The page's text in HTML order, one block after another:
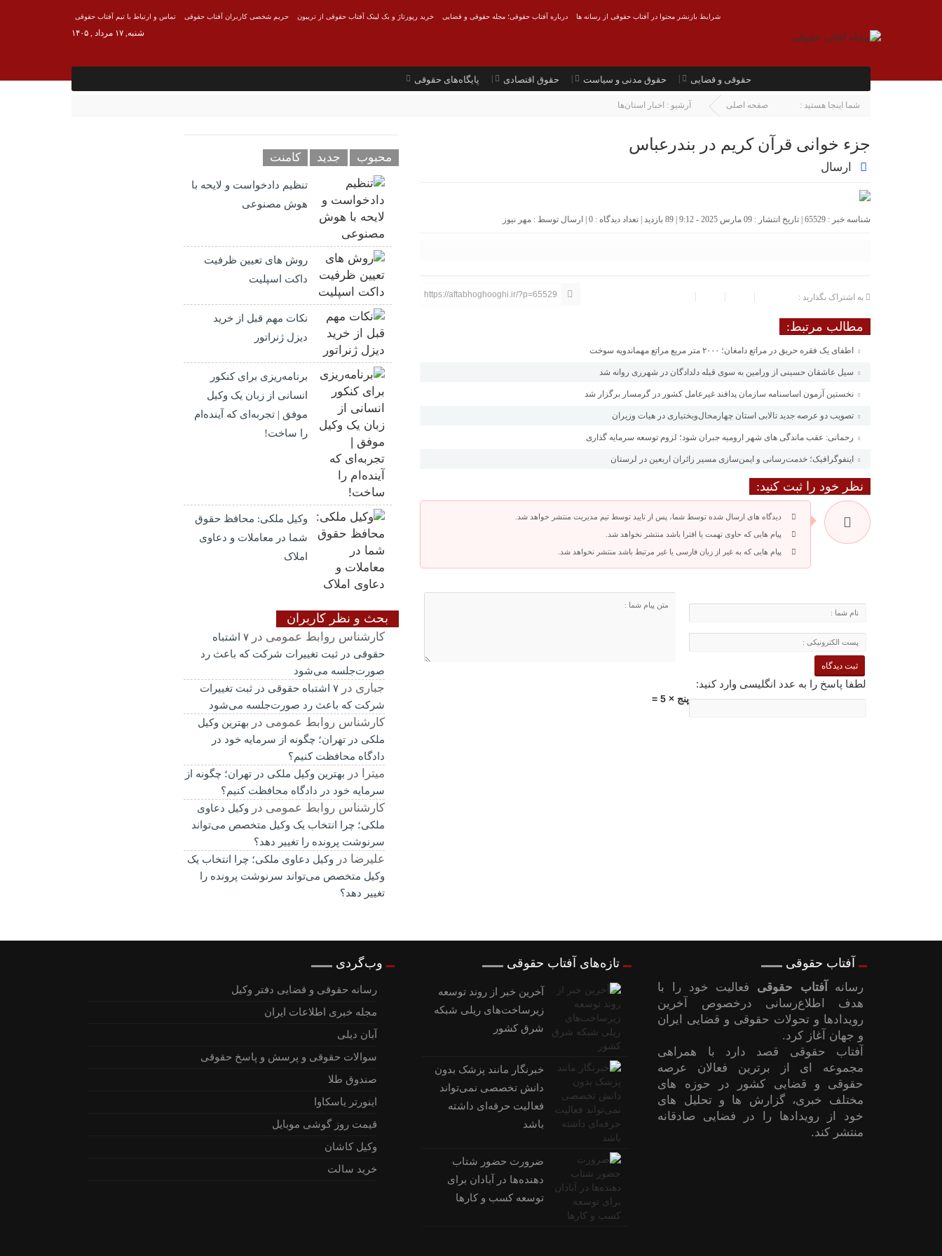
تماس و ارتباط با تیم آفتاب حقوقی حریم شخصی کاربران آفتاب حقوقی خرید رپورتاژ و بک لینک آفتاب حقوقی از تریبون درباره آفتاب حقوقی؛ مجله حقوقی و قضایی شرایط بازنشر محتوا در آفتاب حقوقی از رسانه ها
شنبه, ۱۷ مرداد , ۱۴۰۵
حقوقی و قضایی حقوق مدنی و سیاست حقوق اقتصادی پایگاه‌های حقوقی
شما اینجا هستید : صفحه اصلی آرشیو : اخبار استان‌ها
جزء خوانی قرآن کریم در بندرعباس
ارسال
شناسه خبر : 65529 | تاریخ انتشار : 09 مارس 2025 - 9:12 | 89 بازدید | تعداد دیدگاه : 0 | ارسال توسط : مهر نیوز
به اشتراک بگذارید : https://aftabhoghooghi.ir/?p=65529
مطالب مرتبط:
اطفای یک فقره حریق در مراتع دامغان؛ ۲۰۰۰ متر مربع مراتع مهماندویه سوخت
سیل عاشقان حسینی از ورامین به سوی قبله دلدادگان در شهرری روانه شد
نخستین آزمون اساسنامه سازمان پدافند غیرعامل کشور در گرمسار برگزار شد
تصویب دو عرصه جدید تالابی استان چهارمحال‌وبختیاری در هیات وزیران
رحمانی: عقب ماندگی های شهر ارومیه جبران شود؛ لزوم توسعه سرمایه گذاری
اینفوگرافیک؛ خدمت‌رسانی و ایمن‌سازی مسیر زائران اربعین در لرستان
نظر خود را ثبت کنید:
دیدگاه های ارسال شده توسط شما، پس از تایید توسط تیم مدیریت منتشر خواهد شد.
پیام هایی که حاوی تهمت یا افترا باشد منتشر نخواهد شد.
پیام هایی که به غیر از زبان فارسی یا غیر مرتبط باشد منتشر نخواهد شد.
لطفا پاسخ را به عدد انگلیسی وارد کنید:
پنج × 5 =
محبوب جدید کامنت
تنظیم دادخواست و لایحه با
هوش مصنوعی
روش های تعیین ظرفیت
داکت اسپلیت
نکات مهم قبل از خرید
دیزل ژنراتور
برنامه‌ریزی برای کنکور
انسانی از زبان یک وکیل
موفق | تجربه‌ای که آینده‌ام
را ساخت!
وکیل ملکی: محافظ حقوق
شما در معاملات و دعاوی
املاک
بحث و نظر کاربران
کارشناس روابط عمومی در
۷ اشتباه
حقوقی در ثبت تغییرات شرکت که باعث رد
صورت‌جلسه می‌شود
جباری در
۷ اشتباه حقوقی در ثبت تغییرات
شرکت که باعث رد صورت‌جلسه می‌شود
کارشناس روابط عمومی در
بهترین وکیل
ملکی در تهران؛ چگونه از سرمایه خود در
دادگاه محافظت کنیم؟
میترا در
بهترین وکیل ملکی در تهران؛ چگونه از
سرمایه خود در دادگاه محافظت کنیم؟
کارشناس روابط عمومی در
وکیل دعاوی
ملکی؛ چرا انتخاب یک وکیل متخصص می‌تواند
سرنوشت پرونده را تغییر دهد؟
علیرضا در
وکیل دعاوی ملکی؛ چرا انتخاب یک
وکیل متخصص می‌تواند سرنوشت پرونده را
تغییر دهد؟
آفتاب حقوقی
رسانه آفتاب حقوقی فعالیت خود را با
هدف اطلاع‌رسانی درخصوص آخرین
رویدادها و تحولات حقوقی و قضایی ایران
و جهان آغاز کرد.
آفتاب حقوقی قصد دارد با همراهی
مجموعه ای از برترین فعالان عرصه
حقوقی و قضایی کشور در حوزه های
مختلف خبری، گزارش ها و تحلیل های
خود از رویدادها را در فضایی صادقانه
منتشر کند.
تازه‌های آفتاب حقوقی
آخرین خبر از روند توسعه
زیرساخت‌های ریلی شبکه
شرق کشور
خبرنگار مانند پزشک بدون
دانش تخصصی نمی‌تواند
فعالیت حرفه‌ای داشته
باشد
ضرورت حضور شتاب
‌دهنده‌ها در آبادان برای
توسعه کسب‌ و کارها
وب‌گردی
رسانه حقوقی و قضایی دفتر وکیل
مجله خبری اطلاعات ایران
آبان دیلی
سوالات حقوقی و پرسش و پاسخ حقوقی
صندوق طلا
اینورتر یاسکاوا
قیمت روز گوشی موبایل
وکیل کاشان
خرید سالت